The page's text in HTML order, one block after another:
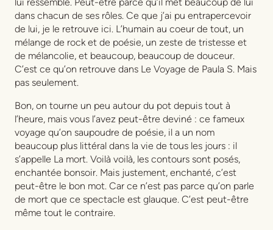
lui ressemble. Peut-être parce qu’il met beaucoup de lui
dans chacun de ses rôles. Ce que j’ai pu entrapercevoir
de lui, je le retrouve ici. L’humain au coeur de tout, un
mélange de rock et de poésie, un zeste de tristesse et
de mélancolie, et beaucoup, beaucoup de douceur.
C’est ce qu’on retrouve dans Le Voyage de Paula S. Mais
pas seulement.
Bon, on tourne un peu autour du pot depuis tout à
l’heure, mais vous l’avez peut-être deviné : ce fameux
voyage qu’on saupoudre de poésie, il a un nom
beaucoup plus littéral dans la vie de tous les jours : il
s’appelle La mort. Voilà voilà, les contours sont posés,
enchantée bonsoir. Mais justement, enchanté, c’est
peut-être le bon mot. Car ce n’est pas parce qu’on parle
de mort que ce spectacle est glauque. C’est peut-être
même tout le contraire.